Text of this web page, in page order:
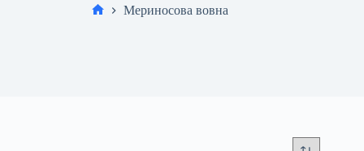
Мериносова вовна